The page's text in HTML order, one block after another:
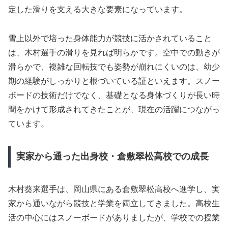
定した滑りを支える大きな要素になっています。
雪上以外で培った身体能力が競技に活かされていること
は、木村選手の滑りを見れば明らかです。空中での動きが
滑らかで、複雑な回転技でも姿勢が崩れにくいのは、幼少
期の経験がしっかりと根づいている証といえます。スノー
ボードの技術だけでなく、基礎となる身体づくりが長い時
間をかけて形成されてきたことが、現在の活躍につながっ
ています。
実家から通った出身校・倉敷翠松高校での成長
木村葵来選手は、岡山県にある倉敷翠松高校へ進学し、実
家から通いながら競技と学業を両立してきました。高校生
活の中心にはスノーボードがありましたが、学校での授業